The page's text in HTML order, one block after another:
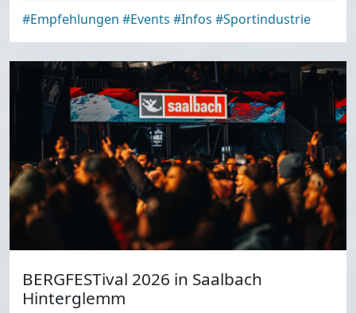
#Empfehlungen #Events #Infos #Sportindustrie
BERGFESTival 2026 in Saalbach
Hinterglemm